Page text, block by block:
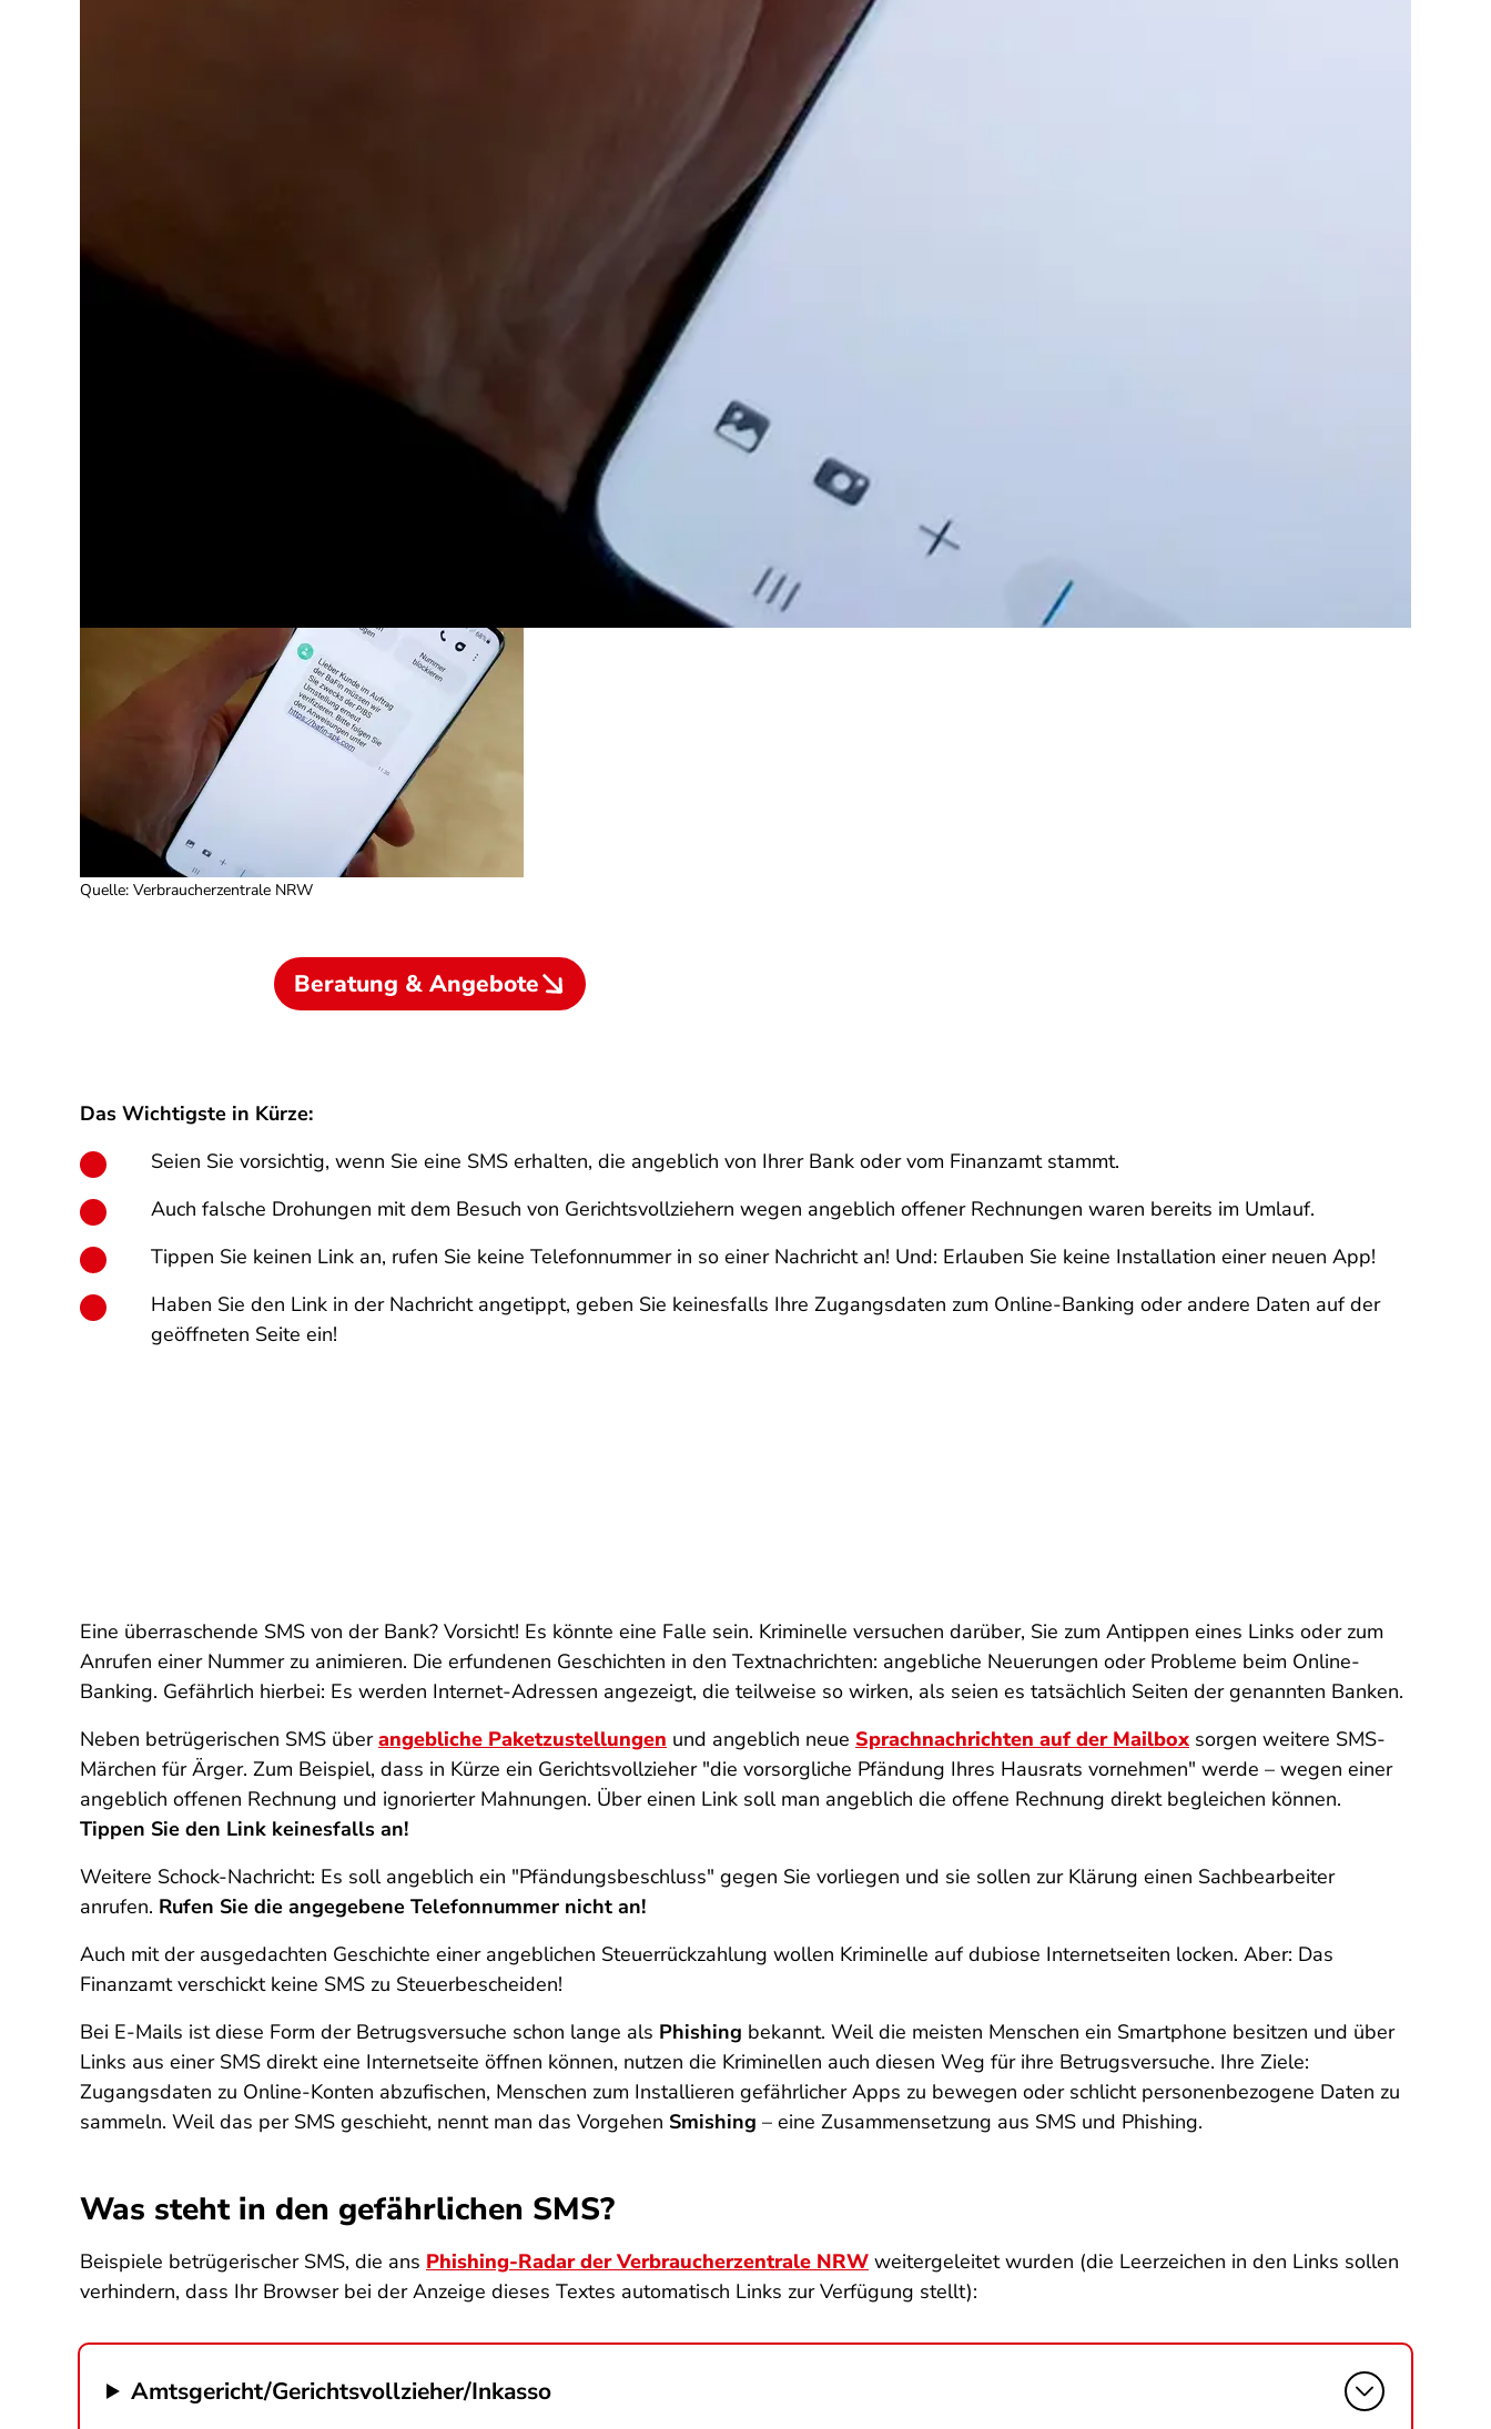
Quelle: Verbraucherzentrale NRW
Beratung & Angebote
Das Wichtigste in Kürze:
Seien Sie vorsichtig, wenn Sie eine SMS erhalten, die angeblich von Ihrer Bank oder vom Finanzamt stammt.
Auch falsche Drohungen mit dem Besuch von Gerichtsvollziehern wegen angeblich offener Rechnungen waren bereits im Umlauf.
Tippen Sie keinen Link an, rufen Sie keine Telefonnummer in so einer Nachricht an! Und: Erlauben Sie keine Installation einer neuen App!
Haben Sie den Link in der Nachricht angetippt, geben Sie keinesfalls Ihre Zugangsdaten zum Online-Banking oder andere Daten auf der
geöffneten Seite ein!
Eine überraschende SMS von der Bank? Vorsicht! Es könnte eine Falle sein. Kriminelle versuchen darüber, Sie zum Antippen eines Links oder zum
Anrufen einer Nummer zu animieren. Die erfundenen Geschichten in den Textnachrichten: angebliche Neuerungen oder Probleme beim Online-
Banking. Gefährlich hierbei: Es werden Internet-Adressen angezeigt, die teilweise so wirken, als seien es tatsächlich Seiten der genannten Banken.
Neben betrügerischen SMS überangebliche Paketzustellungen und angeblich neue Sprachnachrichten auf der Mailbox sorgen weitere SMS-
Märchen für Ärger. Zum Beispiel, dass in Kürze ein Gerichtsvollzieher "die vorsorgliche Pfändung Ihres Hausrats vornehmen" werde – wegen einer
angeblich offenen Rechnung und ignorierter Mahnungen. Über einen Link soll man angeblich die offene Rechnung direkt begleichen können.
Tippen Sie den Link keinesfalls an!
Weitere Schock-Nachricht: Es soll angeblich ein "Pfändungsbeschluss" gegen Sie vorliegen und sie sollen zur Klärung einen Sachbearbeiter
anrufen. Rufen Sie die angegebene Telefonnummer nicht an!
Auch mit der ausgedachten Geschichte einer angeblichen Steuerrückzahlung wollen Kriminelle auf dubiose Internetseiten locken. Aber: Das
Finanzamt verschickt keine SMS zu Steuerbescheiden!
Bei E-Mails ist diese Form der Betrugsversuche schon lange als Phishing bekannt. Weil die meisten Menschen ein Smartphone besitzen und über
Links aus einer SMS direkt eine Internetseite öffnen können, nutzen die Kriminellen auch diesen Weg für ihre Betrugsversuche. Ihre Ziele:
Zugangsdaten zu Online-Konten abzufischen, Menschen zum Installieren gefährlicher Apps zu bewegen oder schlicht personenbezogene Daten zu
sammeln. Weil das per SMS geschieht, nennt man das Vorgehen Smishing – eine Zusammensetzung aus SMS und Phishing.
Was steht in den gefährlichen SMS?
Beispiele betrügerischer SMS, die ans Phishing-Radar der Verbraucherzentrale NRW weitergeleitet wurden (die Leerzeichen in den Links sollen
verhindern, dass Ihr Browser bei der Anzeige dieses Textes automatisch Links zur Verfügung stellt):
Amtsgericht/Gerichtsvollzieher/Inkasso